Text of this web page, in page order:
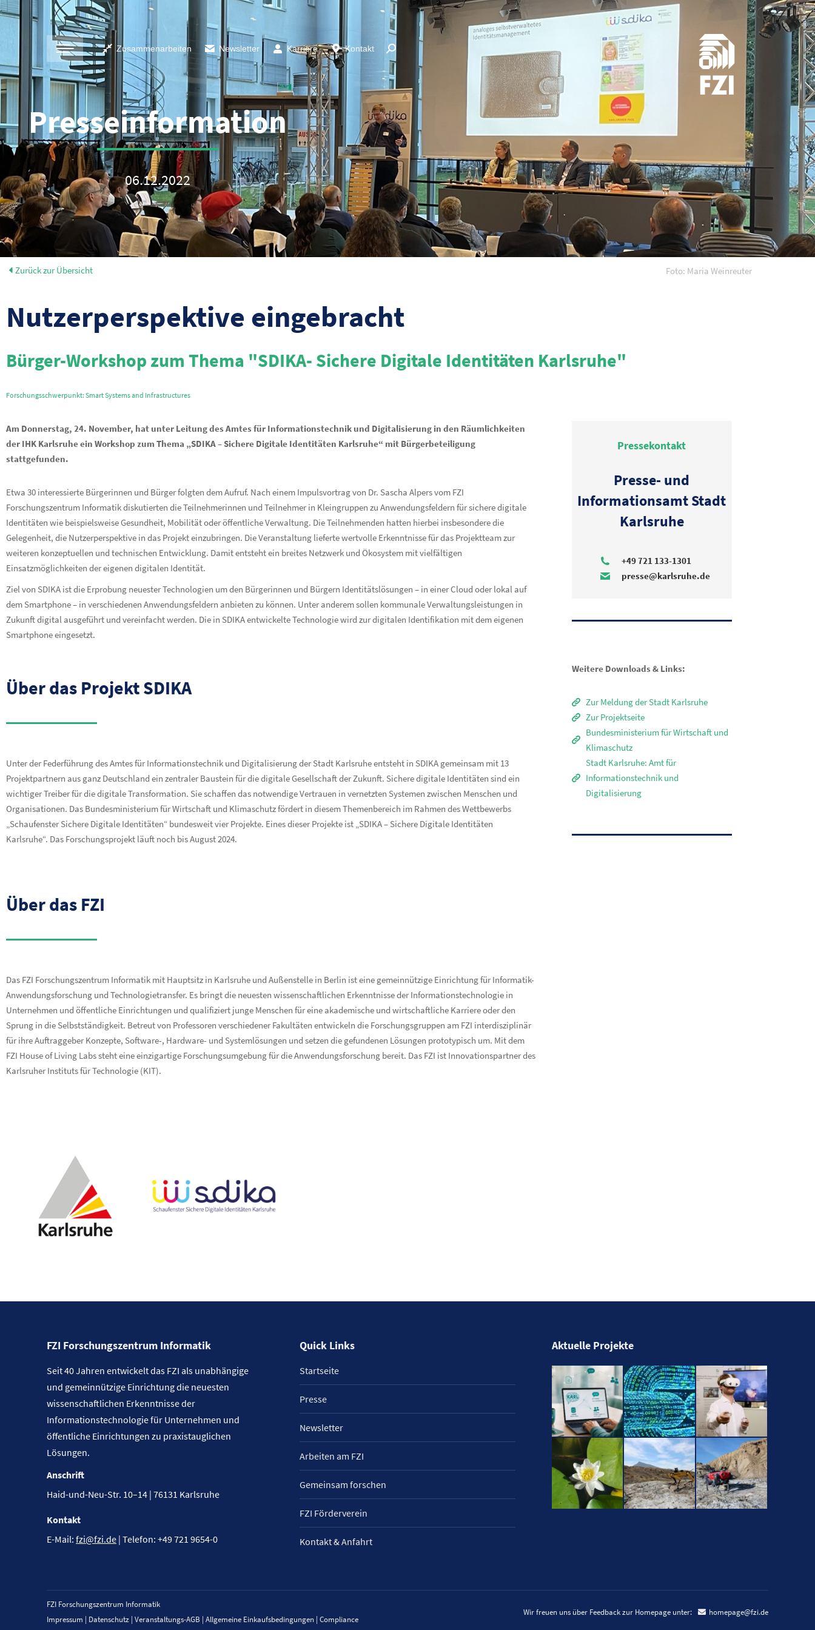
Zusammenarbeiten Newsletter Karriere Kontakt
Presseinformation
06.12.2022
Zurück zur Übersicht Foto: Maria Weinreuter
Nutzerperspektive eingebracht
Bürger-Workshop zum Thema "SDIKA- Sichere Digitale Identitäten Karlsruhe"
Forschungsschwerpunkt: Smart Systems and Infrastructures
Am Donnerstag, 24. November, hat unter Leitung des Amtes für Informationstechnik und Digitalisierung in den Räumlichkeiten
der IHK Karlsruhe ein Workshop zum Thema „SDIKA – Sichere Digitale Identitäten Karlsruhe“ mit Bürgerbeteiligung
stattgefunden.
Etwa 30 interessierte Bürgerinnen und Bürger folgten dem Aufruf. Nach einem Impulsvortrag von Dr. Sascha Alpers vom FZI
Forschungszentrum Informatik diskutierten die Teilnehmerinnen und Teilnehmer in Kleingruppen zu Anwendungsfeldern für sichere digitale
Identitäten wie beispielsweise Gesundheit, Mobilität oder öffentliche Verwaltung. Die Teilnehmenden hatten hierbei insbesondere die
Gelegenheit, die Nutzerperspektive in das Projekt einzubringen. Die Veranstaltung lieferte wertvolle Erkenntnisse für das Projektteam zur
weiteren konzeptuellen und technischen Entwicklung. Damit entsteht ein breites Netzwerk und Ökosystem mit vielfältigen
Einsatzmöglichkeiten der eigenen digitalen Identität.
Ziel von SDIKA ist die Erprobung neuester Technologien um den Bürgerinnen und Bürgern Identitätslösungen – in einer Cloud oder lokal auf
dem Smartphone – in verschiedenen Anwendungsfeldern anbieten zu können. Unter anderem sollen kommunale Verwaltungsleistungen in
Zukunft digital ausgeführt und vereinfacht werden. Die in SDIKA entwickelte Technologie wird zur digitalen Identifikation mit dem eigenen
Smartphone eingesetzt.
Über das Projekt SDIKA
Unter der Federführung des Amtes für Informationstechnik und Digitalisierung der Stadt Karlsruhe entsteht in SDIKA gemeinsam mit 13
Projektpartnern aus ganz Deutschland ein zentraler Baustein für die digitale Gesellschaft der Zukunft. Sichere digitale Identitäten sind ein
wichtiger Treiber für die digitale Transformation. Sie schaffen das notwendige Vertrauen in vernetzten Systemen zwischen Menschen und
Organisationen. Das Bundesministerium für Wirtschaft und Klimaschutz fördert in diesem Themenbereich im Rahmen des Wettbewerbs
„Schaufenster Sichere Digitale Identitäten“ bundesweit vier Projekte. Eines dieser Projekte ist „SDIKA – Sichere Digitale Identitäten
Karlsruhe“. Das Forschungsprojekt läuft noch bis August 2024.
Über das FZI
Das FZI Forschungszentrum Informatik mit Hauptsitz in Karlsruhe und Außenstelle in Berlin ist eine gemeinnützige Einrichtung für Informatik-
Anwendungsforschung und Technologietransfer. Es bringt die neuesten wissenschaftlichen Erkenntnisse der Informationstechnologie in
Unternehmen und öffentliche Einrichtungen und qualifiziert junge Menschen für eine akademische und wirtschaftliche Karriere oder den
Sprung in die Selbstständigkeit. Betreut von Professoren verschiedener Fakultäten entwickeln die Forschungsgruppen am FZI interdisziplinär
für ihre Auftraggeber Konzepte, Software-, Hardware- und Systemlösungen und setzen die gefundenen Lösungen prototypisch um. Mit dem
FZI House of Living Labs steht eine einzigartige Forschungsumgebung für die Anwendungsforschung bereit. Das FZI ist Innovationspartner des
Karlsruher Instituts für Technologie (KIT).
Pressekontakt
Presse- und
Informationsamt Stadt
Karlsruhe
+49 721 133-1301
presse@karlsruhe.de
Weitere Downloads & Links:
Zur Meldung der Stadt Karlsruhe
Zur Projektseite
Bundesministerium für Wirtschaft und
Klimaschutz
Stadt Karlsruhe: Amt für
Informationstechnik und
Digitalisierung
FZI Forschungszentrum Informatik
Seit 40 Jahren entwickelt das FZI als unabhängige
und gemeinnützige Einrichtung die neuesten
wissenschaftlichen Erkenntnisse der
Informationstechnologie für Unternehmen und
öffentliche Einrichtungen zu praxistauglichen
Lösungen.
Anschrift
Haid-und-Neu-Str. 10–14 | 76131 Karlsruhe
Kontakt
E-Mail: fzi@fzi.de | Telefon: +49 721 9654-0
Quick Links
Startseite
Presse
Newsletter
Arbeiten am FZI
Gemeinsam forschen
FZI Förderverein
Kontakt & Anfahrt
Aktuelle Projekte
FZI Forschungszentrum Informatik
Impressum | Datenschutz | Veranstaltungs-AGB | Allgemeine Einkaufsbedingungen | Compliance
Wir freuen uns über Feedback zur Homepage unter: homepage@fzi.de